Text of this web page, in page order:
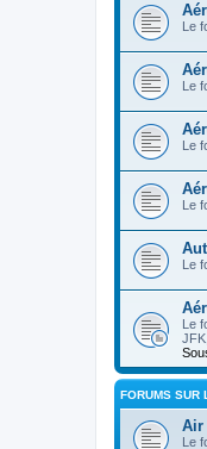
Le
Le
Le
Le
Le
Le
FORUMS SUR
Air
Le